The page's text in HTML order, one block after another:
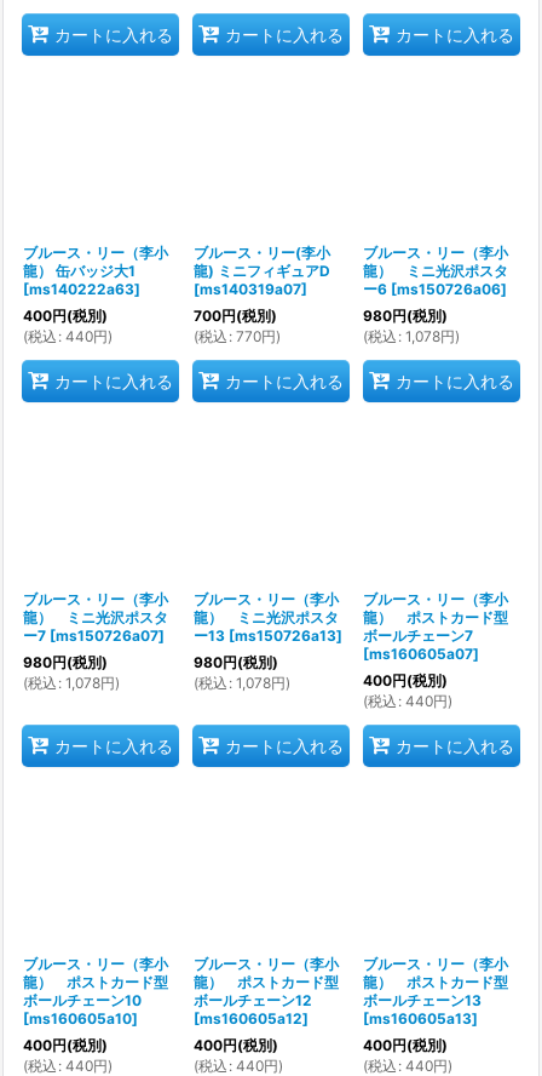
カートに入れる カートに入れる カートに入れる
ブルース・リー（李小
龍） 缶バッジ大1
[ms140222a63]
400円(税別)
(税込 : 440円)
カートに入れる
ブルース・リー(李小
龍) ミニフィギュアD
[ms140319a07]
700円(税別)
(税込 : 770円)
カートに入れる
ブルース・リー（李小
龍） ミニ光沢ポスタ
ー6 [ms150726a06]
980円(税別)
(税込 : 1,078円)
カートに入れる
ブルース・リー（李小
龍） ミニ光沢ポスタ
ー7 [ms150726a07]
980円(税別)
(税込 : 1,078円)
カートに入れる
ブルース・リー（李小
龍） ミニ光沢ポスタ
ー13 [ms150726a13]
980円(税別)
(税込 : 1,078円)
カートに入れる
ブルース・リー（李小
龍） ポストカード型
ボールチェーン7
[ms160605a07]
400円(税別)
(税込 : 440円)
カートに入れる
ブルース・リー（李小
龍） ポストカード型
ボールチェーン10
[ms160605a10]
400円(税別)
(税込 : 440円)
ブルース・リー（李小
龍） ポストカード型
ボールチェーン12
[ms160605a12]
400円(税別)
(税込 : 440円)
ブルース・リー（李小
龍） ポストカード型
ボールチェーン13
[ms160605a13]
400円(税別)
(税込 : 440円)